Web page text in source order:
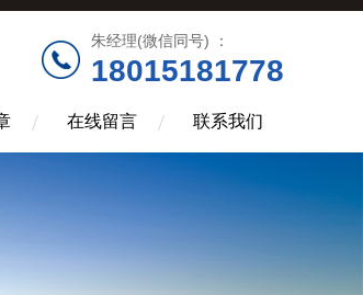
朱经理(微信同号) ：
18015181778
在线留言 联系我们